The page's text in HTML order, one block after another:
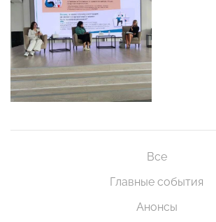
Все
Главные события
Анонсы